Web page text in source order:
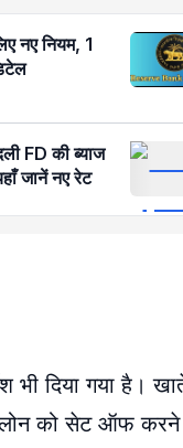
नए नियम, 1
FD की ब्याज
जानें नए रेट
भी दिया गया है।
लोन को सेट ऑफ